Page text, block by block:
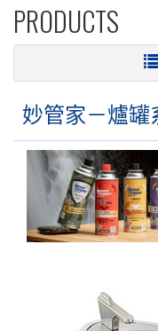
PRODUCTS
妙管家－爐罐